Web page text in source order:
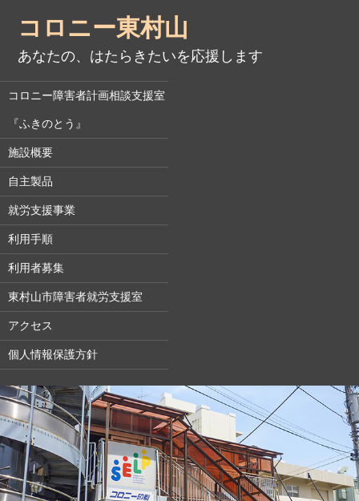
コロニー東村山
あなたの、はたらきたいを応援します
コロニー障害者計画相談支援室
『ふきのとう』
施設概要
自主製品
就労支援事業
利用手順
利用者募集
東村山市障害者就労支援室
アクセス
個人情報保護方針